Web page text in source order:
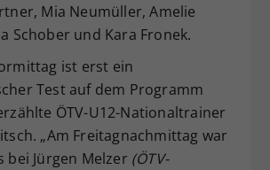
Mia Neumüller, Amelie
Schober und Kara Fronek.
ist erst ein
Test auf dem Programm
ÖTV-U12-Nationaltrainer
„Am Freitagnachmittag war
bei Jürgen Melzer (ÖTV-